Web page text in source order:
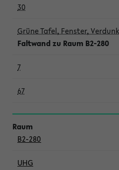
30
Grüne Tafel, Fenster,
Faltwand zu Raum B2-280
7
67
B2-280
UHG